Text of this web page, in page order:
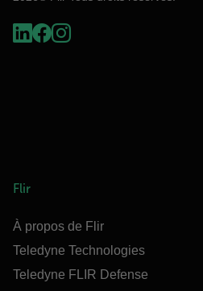
Flir
À propos de Flir
Teledyne Technologies
Teledyne FLIR Defense